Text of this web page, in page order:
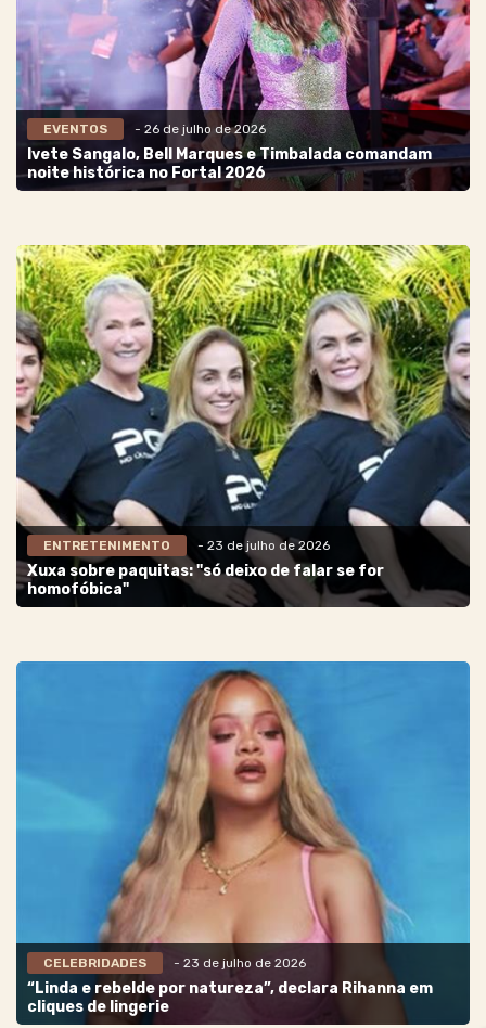
EVENTOS - 26 de julho de 2026
Ivete Sangalo, Bell Marques e Timbalada comandam
noite histórica no Fortal 2026
ENTRETENIMENTO - 23 de julho de 2026
Xuxa sobre paquitas: "só deixo de falar se for
homofóbica"
CELEBRIDADES - 23 de julho de 2026
“Linda e rebelde por natureza”, declara Rihanna em
cliques de lingerie